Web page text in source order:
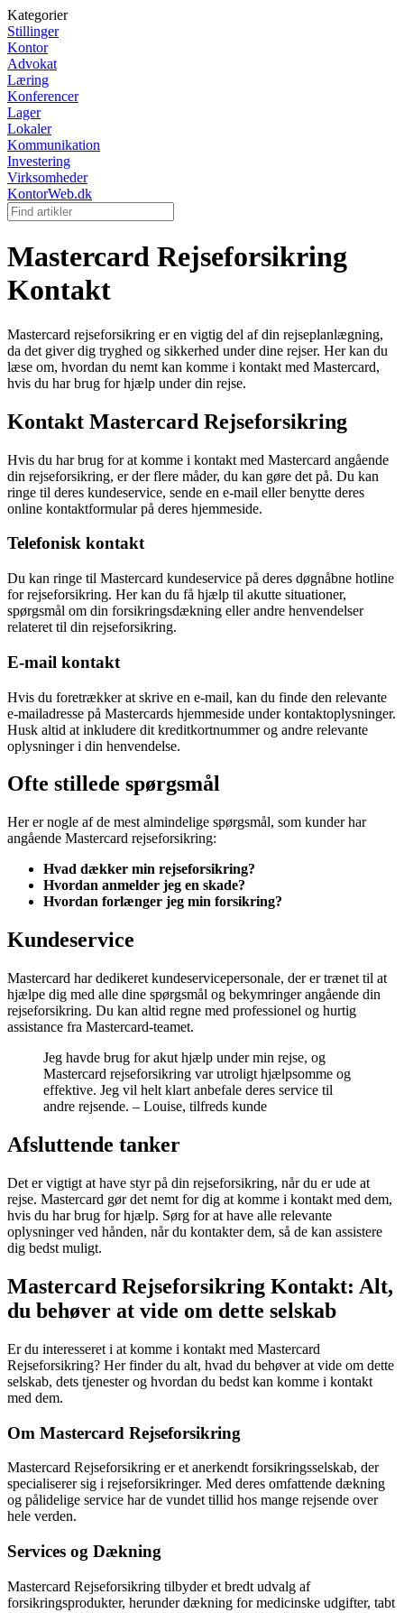
Kategorier
Stillinger
Kontor
Advokat
Læring
Konferencer
Lager
Lokaler
Kommunikation
Investering
Virksomheder
KontorWeb.dk
Mastercard Rejseforsikring
Kontakt
Mastercard rejseforsikring er en vigtig del af din rejseplanlægning,
da det giver dig tryghed og sikkerhed under dine rejser. Her kan du
læse om, hvordan du nemt kan komme i kontakt med Mastercard,
hvis du har brug for hjælp under din rejse.
Kontakt Mastercard Rejseforsikring
Hvis du har brug for at komme i kontakt med Mastercard angående
din rejseforsikring, er der flere måder, du kan gøre det på. Du kan
ringe til deres kundeservice, sende en e-mail eller benytte deres
online kontaktformular på deres hjemmeside.
Telefonisk kontakt
Du kan ringe til Mastercard kundeservice på deres døgnåbne hotline
for rejseforsikring. Her kan du få hjælp til akutte situationer,
spørgsmål om din forsikringsdækning eller andre henvendelser
relateret til din rejseforsikring.
E-mail kontakt
Hvis du foretrækker at skrive en e-mail, kan du finde den relevante
e-mailadresse på Mastercards hjemmeside under kontaktoplysninger.
Husk altid at inkludere dit kreditkortnummer og andre relevante
oplysninger i din henvendelse.
Ofte stillede spørgsmål
Her er nogle af de mest almindelige spørgsmål, som kunder har
angående Mastercard rejseforsikring:
Hvad dækker min rejseforsikring?
Hvordan anmelder jeg en skade?
Hvordan forlænger jeg min forsikring?
Kundeservice
Mastercard har dedikeret kundeservicepersonale, der er trænet til at
hjælpe dig med alle dine spørgsmål og bekymringer angående din
rejseforsikring. Du kan altid regne med professionel og hurtig
assistance fra Mastercard-teamet.
Jeg havde brug for akut hjælp under min rejse, og
Mastercard rejseforsikring var utroligt hjælpsomme og
effektive. Jeg vil helt klart anbefale deres service til
andre rejsende. – Louise, tilfreds kunde
Afsluttende tanker
Det er vigtigt at have styr på din rejseforsikring, når du er ude at
rejse. Mastercard gør det nemt for dig at komme i kontakt med dem,
hvis du har brug for hjælp. Sørg for at have alle relevante
oplysninger ved hånden, når du kontakter dem, så de kan assistere
dig bedst muligt.
Mastercard Rejseforsikring Kontakt: Alt,
du behøver at vide om dette selskab
Er du interesseret i at komme i kontakt med Mastercard
Rejseforsikring? Her finder du alt, hvad du behøver at vide om dette
selskab, dets tjenester og hvordan du bedst kan komme i kontakt
med dem.
Om Mastercard Rejseforsikring
Mastercard Rejseforsikring er et anerkendt forsikringsselskab, der
specialiserer sig i rejseforsikringer. Med deres omfattende dækning
og pålidelige service har de vundet tillid hos mange rejsende over
hele verden.
Services og Dækning
Mastercard Rejseforsikring tilbyder et bredt udvalg af
forsikringsprodukter, herunder dækning for medicinske udgifter, tabt